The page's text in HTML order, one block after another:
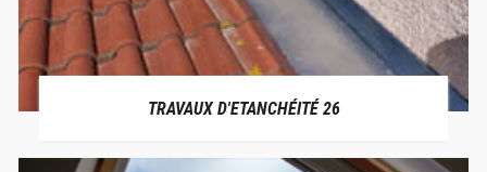
TRAVAUX D'ETANCHÉITÉ 26